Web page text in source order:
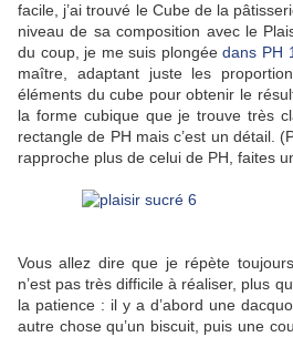
facile, j’ai trouvé le Cube de la
niveau de sa composition avec le
du coup, je me suis plongéedans PH
maître, adaptant juste les
éléments du cube pour obtenir le
la forme cubique que je trouve très
rectangle de PH mais c’est un détail.
rapproche plus de celui de PH, faites
Vous allez dire que je répète
n’est pas très difficile à réaliser, plus
la patience : il y a d’abord une
autre chose qu’un biscuit, puis une